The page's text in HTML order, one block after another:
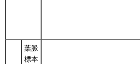
葉脈
標本